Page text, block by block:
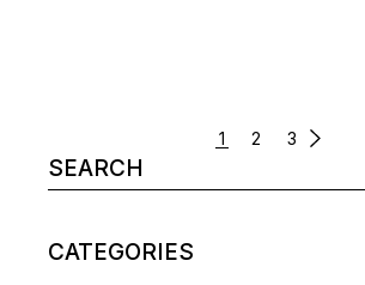
NAVIGATION
1 2 3
Search
for:
CATEGORIES